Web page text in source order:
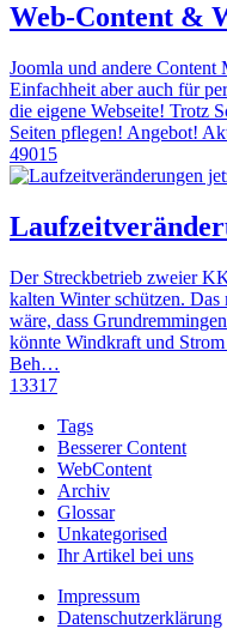
Web-Content &
Joomla und andere Content
Einfachheit aber auch für
die eigene Webseite! Trotz
Seiten pflegen! Angebot!
49015
Der Streckbetrieb zweier
kalten Winter schützen. Das
wäre, dass
könnte Windkraft und
Beh…
13317
Tags
Besserer Content
WebContent
Archiv
Glossar
Unkategorised
Ihr Artikel bei uns
Impressum
Datenschutzerklärung